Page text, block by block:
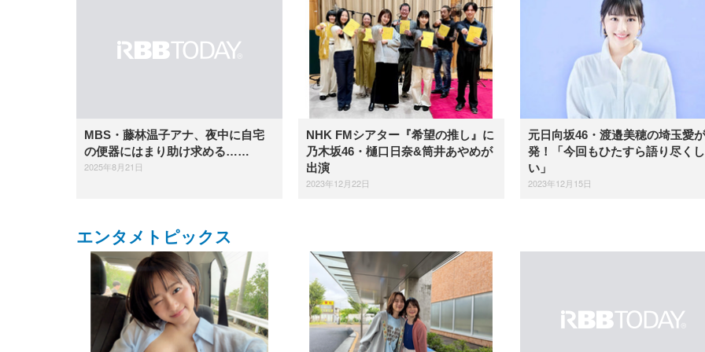
MBS・藤林温子アナ、夜中に自宅
の便器にはまり助け求める……
2025年8月21日
NHK FMシアター『希望の推し』に
乃木坂46・樋口日奈&筒井あやめが
出演
2023年12月22日
元日向坂46・渡邉美穂の埼玉愛
発！「今回もひたすら語り尽く
い」
2023年12月15日
エンタメトピックス